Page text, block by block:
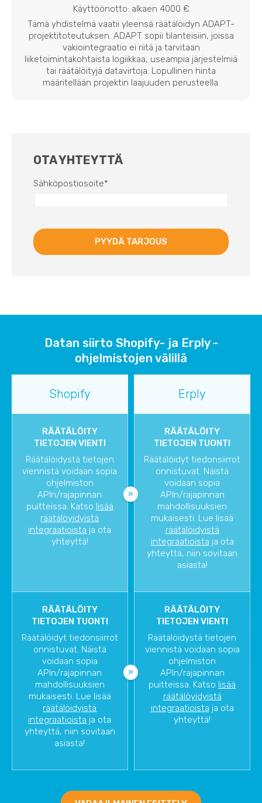
Käyttöönotto: alkaen 4000 €
Tämä yhdistelmä vaatii yleensä räätälöidyn ADAPT-
projektitoteutuksen. ADAPT sopii tilanteisiin, joissa
vakiointegraatio ei riitä ja tarvitaan
liiketoimintakohtaista logiikkaa, useampia järjestelmiä
tai räätälöityjä datavirtoja. Lopullinen hinta
määritellään projektin laajuuden perusteella.
OTA YHTEYTTÄ
Sähköpostiosoite*
Datan siirto Shopify- ja Erply -
ohjelmistojen välillä
Shopify Erply
RÄÄTÄLÖITY
TIETOJEN VIENTI
Räätälöidystä tietojen
viennistä voidaan sopia
ohjelmiston
APIn/rajapinnan
puitteissa. Katso lisää
räätälöyidyistä
integraatioista ja ota
yhteyttä!
RÄÄTÄLÖITY
TIETOJEN TUONTI
Räätälöidyt tiedonsiirrot
onnistuvat. Näistä
voidaan sopia
APIn/rajapinnan
mahdollisuuksien
mukaisesti. Lue lisää
räätälöidyistä
integraatioista ja ota
yhteyttä, niin sovitaan
asiasta!
RÄÄTÄLÖITY
TIETOJEN TUONTI
Räätälöidyt tiedonsiirrot
onnistuvat. Näistä
voidaan sopia
APIn/rajapinnan
mahdollisuuksien
mukaisesti. Lue lisää
räätälöidyistä
integraatioista ja ota
yhteyttä, niin sovitaan
asiasta!
RÄÄTÄLÖITY
TIETOJEN VIENTI
Räätälöidystä tietojen
viennistä voidaan sopia
ohjelmiston
APIn/rajapinnan
puitteissa. Katso lisää
räätälöyidyistä
integraatioista ja ota
yhteyttä!